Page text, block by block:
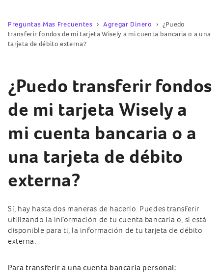
Preguntas Mas Frecuentes Agregar Dinero
¿Puedo
transferir fondos de mi tarjeta Wisely a mi cuenta bancaria o a una
tarjeta de débito externa?
¿Puedo transferir fondos
de mi tarjeta Wisely a
mi cuenta bancaria o a
una tarjeta de débito
externa?
Sí, hay hasta dos maneras de hacerlo. Puedes transferir
utilizando la información de tu cuenta bancaria o, si está
disponible para ti, la información de tu tarjeta de débito
externa.
Para transferir a una cuenta bancaria personal: